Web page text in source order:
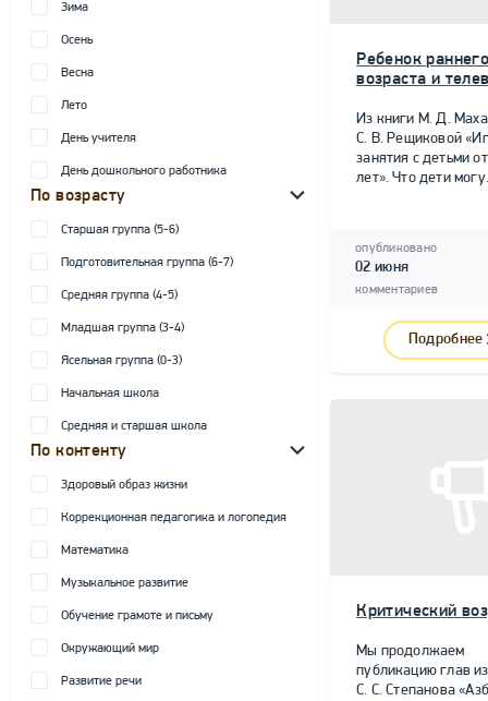
Зима
Осень
Весна
Лето
День учителя
День дошкольного работника
По возрасту
Старшая группа (5-6)
Подготовительная группа (6-7)
Средняя группа (4-5)
Младшая группа (3-4)
Ясельная группа (0-3)
Начальная школа
Средняя и старшая школа
По контенту
Здоровый образ жизни
Коррекционная педагогика и логопедия
Математика
Музыкальное развитие
Обучение грамоте и письму
Окружающий мир
Развитие речи
Ребенок
возраста и
Из книги М. Д.
С. В. Рещиковой
занятия с детьми
лет». Что дети
опубликовано
02 июня
комментариев
Подробнее
Критический
Мы продолжаем
публикацию глав
С. С. Степанова